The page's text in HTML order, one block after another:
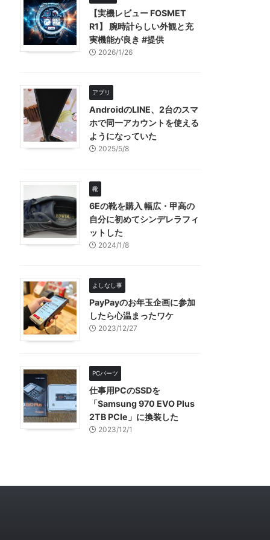
【実機レビュー FOSMET
R1】 腕時計らしい外観と充
実機能が良き #提供
2026/1/26
アプリ
AndroidのLINE、2台のスマ
ホで同一アカウントを使える
ようになっていた
2025/5/8
靴
6Eの靴を購入 幅広・甲高の
自分に初めてシンデレラフィ
ットした
2024/1/8
よしなし事
PayPayのお年玉企画に参加
したら心温まったワケ
2023/12/27
PCパーツ
仕事用PCのSSDを
「Samsung 970 EVO Plus
2TB PCIe」に換装した
2023/12/1